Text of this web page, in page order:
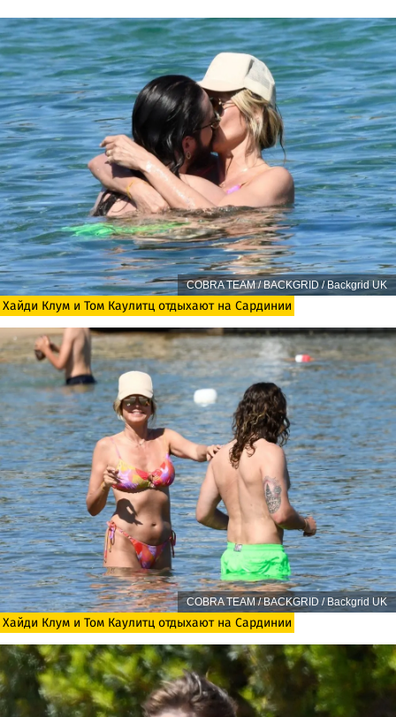
COBRA TEAM / BACKGRID / Backgrid UK
Хайди Клум и Том Каулитц отдыхают на Сардинии
COBRA TEAM / BACKGRID / Backgrid UK
Хайди Клум и Том Каулитц отдыхают на Сардинии